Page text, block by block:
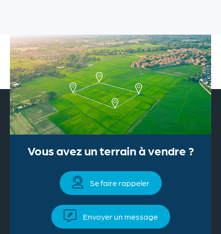
Vous avez un terrain à vendre ?
Se faire rappeler
Envoyer un message